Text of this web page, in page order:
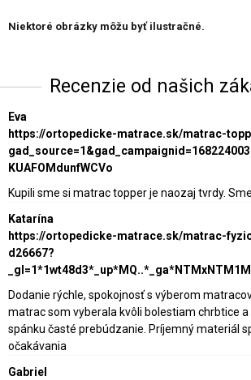
Niektoré obrázky môžu byť ilustračné.
Recenzie od našich
Eva
https://ortopedicke-matrace.sk/matrac-
KUAFOMdunfWCVo
Kupili sme si matrac topper je naozaj tvrdy.
Katarína
https://ortopedicke-matrace.sk/matrac-
d26667?
Dodanie rýchle, spokojnosť s výberom
matrac som vyberala kvôli bolestiam chrbtice
spánku časté prebúdzanie. Príjemný materiál
očakávania
Gabriel